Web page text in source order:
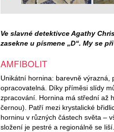
Ve slavné detektivce Agathy
zasekne u písmene „D“. My se
AMFIBOLIT
Unikátní hornina: barevně
opracovatelná. Díky příměsi slídy
zpracování. Hornina má střední až
černou). Patří mezi krystalické
horninu v různých částech světa –
složení je pestré a regionálně se